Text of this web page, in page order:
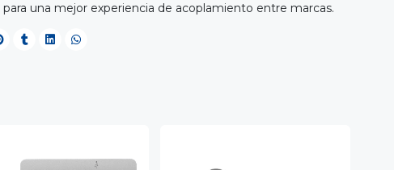
una mejor experiencia de acoplamiento entre marcas.